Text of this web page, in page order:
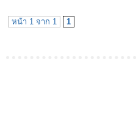
หน้า 1 จาก 1 1